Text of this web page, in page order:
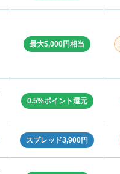
最大5,000円相当
0.5%ポイント還元
スプレッド3,900円